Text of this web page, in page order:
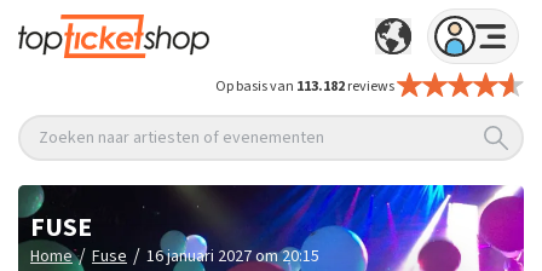
Op basis van 113.182reviews
Zoeken naar artiesten of evenementen
FUSE
Home / Fuse / 16 januari 2027 om 20:15